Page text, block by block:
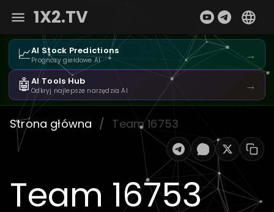
1X2.TV
📈AI Stock Predictions
Prognozy giełdowe AI →
🤖AI Tools Hub
Odkryj najlepsze narzędzia AI →
Strona główna / Team 16753
Team 16753